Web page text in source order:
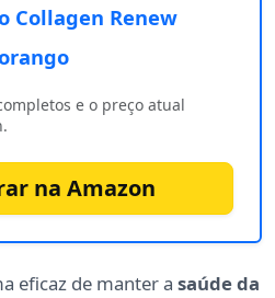
Collagen Renew
e o preço atual
na Amazon
eficaz de manter a saúde da